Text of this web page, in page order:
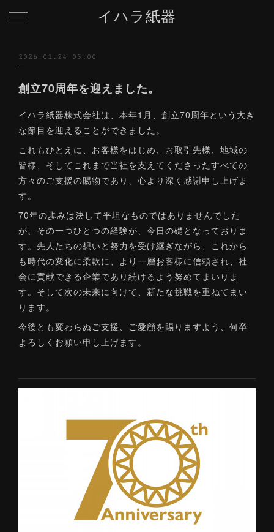
イハラ紙器
2026.01.24 03:00
創立70周年を迎えました。
イハラ紙器株式会社は、本年1月、創立70周年という大き
な節目を迎えることができました。
これもひとえに、お客様をはじめ、お取引先様、地域の
皆様、そしてこれまで当社を支えてくださったすべての
方々のご支援の賜物であり、心より深く感謝申し上げま
す。
70年の歩みは決して平坦なものではありませんでした
が、その一つひとつの経験が、今日の礎となっておりま
す。先人たちの想いと努力を受け継ぎながら、これから
も時代の変化に柔軟に、より一層お客様に信頼され、社
会に貢献できる企業であり続けるよう努めてまいりま
す。そして次の未来に向けて、新たな挑戦を重ねてまい
ります。
今後とも変わらぬご支援、ご愛顧を賜りますよう、何卒
よろしくお願い申し上げます。